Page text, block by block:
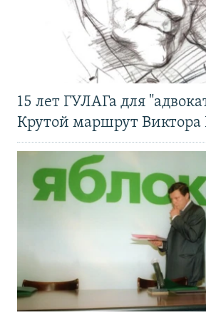
15 лет ГУЛАГа для
Крутой маршрут Виктора